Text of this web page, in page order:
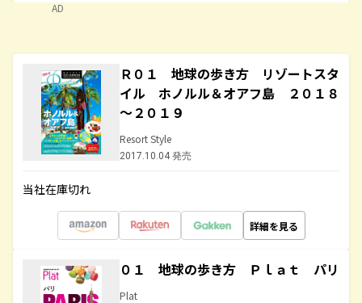
AD
Ｒ０１ 地球の歩き方 リゾートスタ
イル ホノルル＆オアフ島 ２０１８
～２０１９
Resort Style
2017.10.04 発売
当社在庫切れ
詳細を見る
０１ 地球の歩き方 Ｐｌａｔ パリ
Plat